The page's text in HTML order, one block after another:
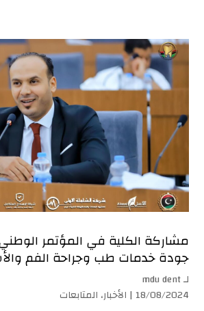
مشاركة الكلية في المؤتمر
جودة خدمات طب وجراحة الفم
لـmdu dent
18/08/2024 | الأخبار، المتابعات